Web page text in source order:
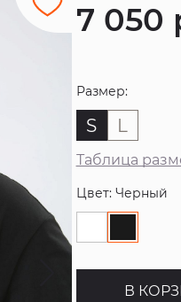
7 050
Размер:
S L
Таблица
Цвет: Черный
В